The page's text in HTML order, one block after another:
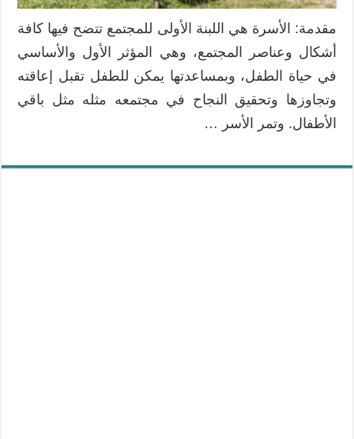
مقدمة: الأسرة هي اللبنة الأولى للمجتمع تتضح فيها كافة
أشكال وعناصر المجتمع، وهي المؤثر الأول والأساسي
في حياة الطفل، وبمساعدتها يمكن للطفل تقبل إعاقته
وتجاوزها وتحقيق النجاح في مجتمعه مثله مثل باقي
الأطفال. وتمر الأسر …